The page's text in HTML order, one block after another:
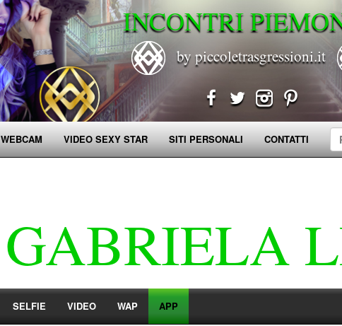
INCONTRI
by piccoletrasgressioni.it
WEBCAM VIDEO SEXY STAR SITI PERSONALI CONTATTI
GABRIELA
SELFIE VIDEO WAP APP